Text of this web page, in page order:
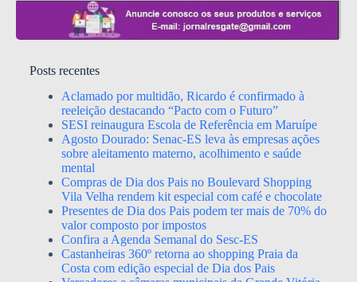
Posts recentes
Aclamado por multidão, Ricardo é confirmado à
reeleição destacando “Pacto com o Futuro”
SESI reinaugura Escola de Referência em Maruípe
Agosto Dourado: Senac-ES leva às empresas ações
sobre aleitamento materno, acolhimento e saúde
mental
Compras de Dia dos Pais no Boulevard Shopping
Vila Velha rendem kit especial com café e chocolate
Presentes de Dia dos Pais podem ter mais de 70% do
valor composto por impostos
Confira a Agenda Semanal do Sesc-ES
Castanheiras 360º retorna ao shopping Praia da
Costa com edição especial de Dia dos Pais